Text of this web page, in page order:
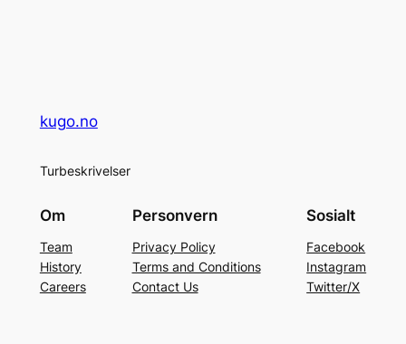
kugo.no
Turbeskrivelser
Om
Team
History
Careers
Personvern
Privacy Policy
Terms and Conditions
Contact Us
Sosialt
Facebook
Instagram
Twitter/X